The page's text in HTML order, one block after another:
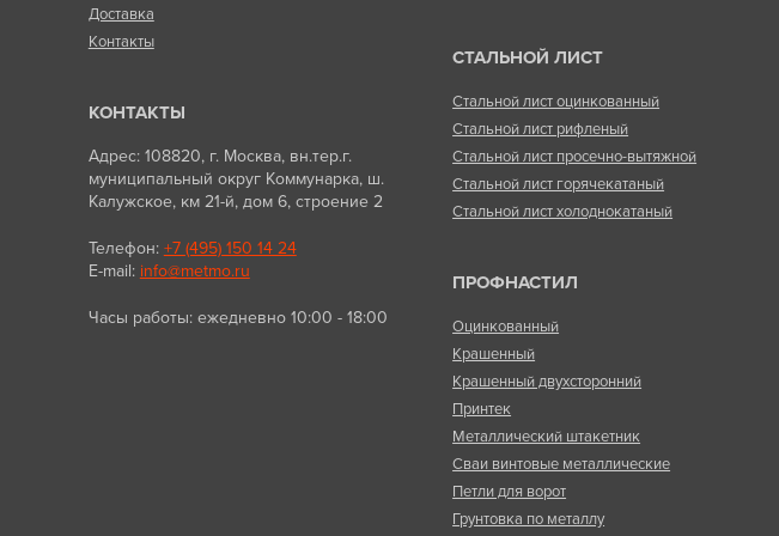
Доставка
Контакты
КОНТАКТЫ
Адрес: 108820, г. Москва, вн.тер.г.
муниципальный округ Коммунарка, ш.
Калужское, км 21-й, дом 6, строение 2
Телефон: +7 (495) 150 14 24
E-mail: info@metmo.ru
Часы работы: ежедневно 10:00 - 18:00
СТАЛЬНОЙ ЛИСТ
Стальной лист оцинкованный
Стальной лист рифленый
Стальной лист просечно-вытяжной
Стальной лист горячекатаный
Стальной лист холоднокатаный
ПРОФНАСТИЛ
Оцинкованный
Крашенный
Крашенный двухсторонний
Принтек
Металлический штакетник
Сваи винтовые металлические
Петли для ворот
Грунтовка по металлу